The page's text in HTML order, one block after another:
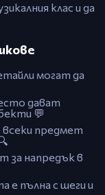
клас и да
могат да
дават
💬
всеки предмет
за напредък в
е пълна с шеги и